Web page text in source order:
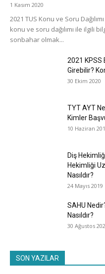
1 Kasım 2020
2021 TUS Konu ve Soru
konu ve soru dağılımı ile ilgili
sonbahar olmak...
2021 KPSS
Girebilir?
30 Ekim 2020
TYT AYT
Kimler
10 Haziran
Diş
Hekimliği
Nasıldır?
24 Mayıs 2019
SAHU
Nasıldır?
30 Ağustos
SON YAZILAR